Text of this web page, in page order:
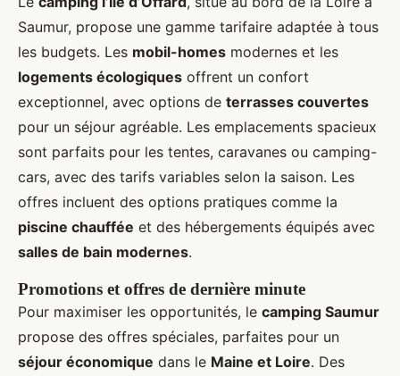
Saumur, propose une gamme tarifaire adaptée à tous
les budgets. Les mobil-homes modernes et les
logements écologiques offrent un confort
exceptionnel, avec options de terrasses couvertes
pour un séjour agréable. Les emplacements spacieux
sont parfaits pour les tentes, caravanes ou camping-
cars, avec des tarifs variables selon la saison. Les
offres incluent des options pratiques comme la
piscine chauffée et des hébergements équipés avec
salles de bain modernes.
Promotions et offres de dernière minute
Pour maximiser les opportunités, le camping Saumur
propose des offres spéciales, parfaites pour un
séjour économique dans le Maine et Loire. Des